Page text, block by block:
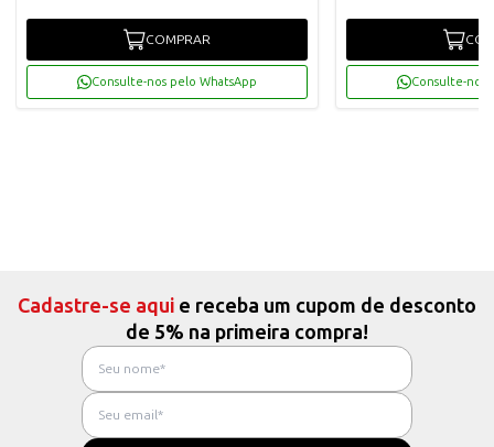
COMPRAR
Consulte-nos pelo WhatsApp Consulte-nos
Cadastre-se aqui e receba um cupom de desconto
de 5% na primeira compra!